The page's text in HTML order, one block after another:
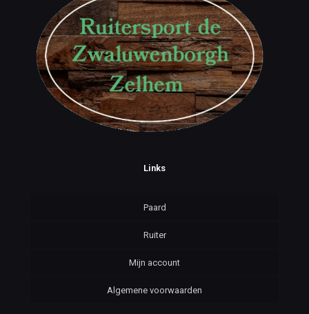
Links
Paard
Ruiter
Mijn account
Algemene voorwaarden